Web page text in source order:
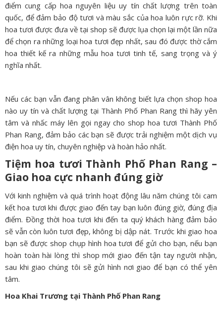
điểm cung cấp hoa nguyên liệu uy tín chất lượng trên toàn
quốc, để đảm bảo độ tươi và màu sắc của hoa luôn rực rỡ. Khi
hoa tươi được đưa về tại shop sẽ được lụa chọn lại một lần nữa
để chọn ra những loại hoa tươi đẹp nhất, sau đó được thờ cắm
hoa thiết kế ra những mẫu hoa tươi tinh tế, sang trọng và ý
nghĩa nhất.
Nếu các bạn vẫn đang phân vân không biết lựa chọn shop hoa
nào uy tín và chất lượng tại Thành Phố Phan Rang thì hãy yên
tâm và nhấc máy lên gọi ngay cho shop hoa tươi Thành Phố
Phan Rang, đảm bảo các bạn sẽ được trải nghiệm một dịch vụ
điện hoa uy tín, chuyên nghiệp và hoàn hảo nhất.
Tiệm hoa tươi Thành Phố Phan Rang –
Giao hoa cực nhanh đúng giờ
Với kinh nghiệm và quá trình hoạt động lâu năm chúng tôi cam
kết hoa tươi khi được giao đến tay bạn luôn đúng giờ, đúng địa
điểm. Đồng thời hoa tươi khi đến ta quý khách hàng đảm bảo
sẽ vẫn còn luôn tươi đẹp, không bị dập nát. Trước khi giao hoa
bạn sẽ được shop chụp hình hoa tươi để gửi cho bạn, nếu bạn
hoàn toàn hài lòng thì shop mới giao đến tận tay người nhận,
sau khi giao chúng tôi sẽ gửi hình nơi giao để bạn có thể yên
tâm.
Hoa Khai Trương tại Thành Phố Phan Rang